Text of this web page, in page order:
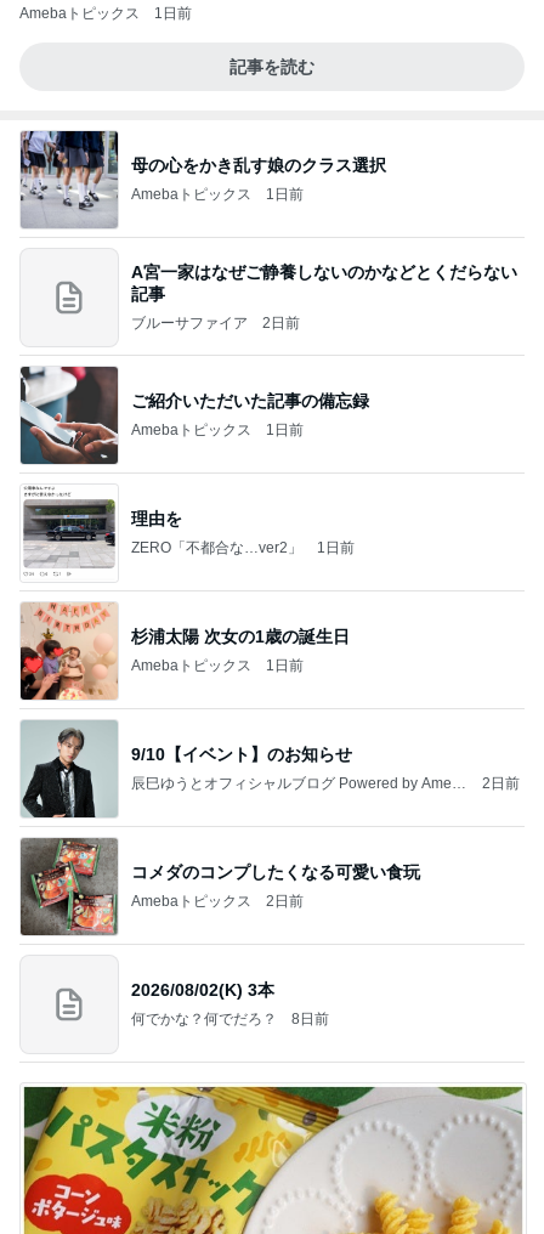
Amebaトピックス 1日前
記事を読む
母の心をかき乱す娘のクラス選択
Amebaトピックス 1日前
A宮一家はなぜご静養しないのかなどとくだらない
記事
ブルーサファイア 2日前
ご紹介いただいた記事の備忘録
Amebaトピックス 1日前
理由を
ZERO「不都合な…ver2」 1日前
杉浦太陽 次女の1歳の誕生日
Amebaトピックス 1日前
9/10【イベント】のお知らせ
辰巳ゆうとオフィシャルブログ Powered by Ameb
2日前
コメダのコンプしたくなる可愛い食玩
Amebaトピックス 2日前
2026/08/02(K) 3本
何でかな？何でだろ？ 8日前